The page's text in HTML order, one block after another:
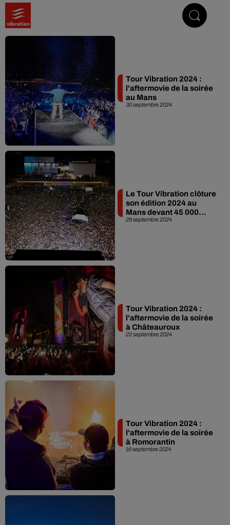
30 septembre 2024
Tour Vibration 2024 :
l'aftermovie de la soirée
au Mans
29 septembre 2024
Le Tour Vibration clôture
son édition 2024 au
Mans devant 45 000...
22 septembre 2024
Tour Vibration 2024 :
l'aftermovie de la soirée
à Châteauroux
16 septembre 2024
Tour Vibration 2024 :
l'aftermovie de la soirée
à Romorantin